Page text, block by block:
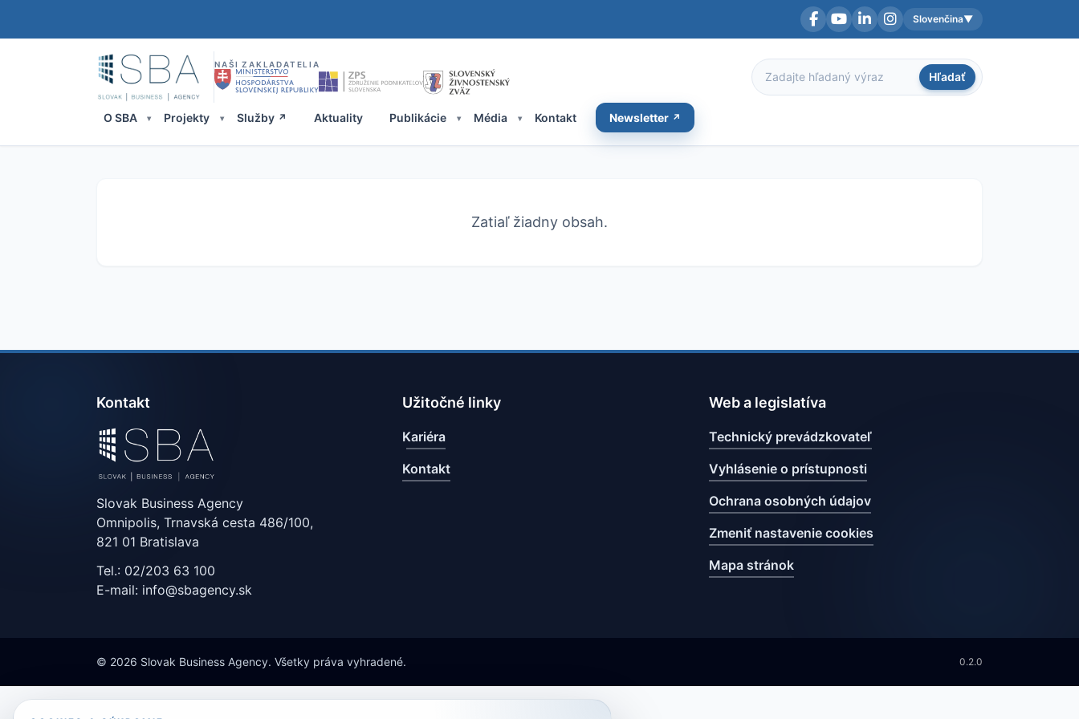
FacebookYouTubeLinkedInInstagramAktuálny jazyk:
Slovenčina▼
NAŠI ZAKLADATELIA
Hľadať
Hľadať
O SBA Projekty Služby Aktuality Publikácie Média Kontakt Newsletter
Zatiaľ žiadny obsah.
Kontakt
Slovak Business Agency
Omnipolis, Trnavská cesta 486/100,
821 01 Bratislava
Tel.: 02/203 63 100
E-mail: info@sbagency.sk
Užitočné linky
Kariéra
Kontakt
Web a legislatíva
Technický prevádzkovateľ
Vyhlásenie o prístupnosti
Ochrana osobných údajov
Zmeniť nastavenie cookies
Mapa stránok
© 2026 Slovak Business Agency. Všetky práva vyhradené. 0.2.0